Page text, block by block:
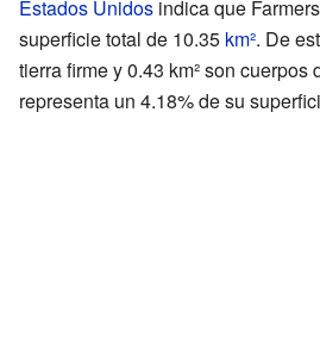
Estados Unidos indica que
superficie total de 10.35 km². De
tierra firme y 0.43 km² son cuerpos
representa un 4.18% de su